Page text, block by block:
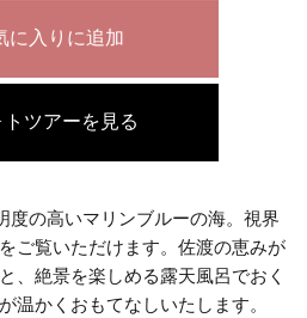
の高いマリンブルーの海。視界
ご覧いただけます。佐渡の恵みが
、絶景を楽しめる露天風呂でおく
温かくおもてなしいたします。